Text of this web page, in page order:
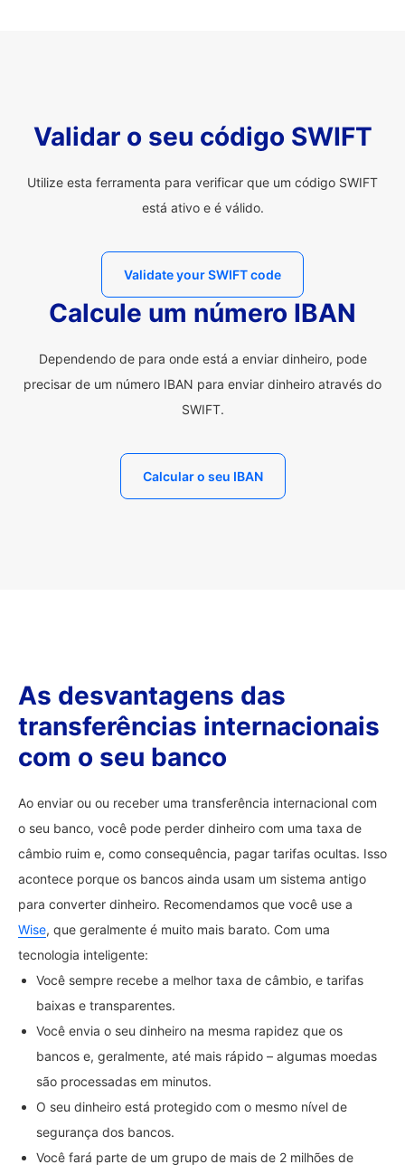
Validar o seu código SWIFT
Utilize esta ferramenta para verificar que um código SWIFT
está ativo e é válido.
Validate your SWIFT code
Calcule um número IBAN
Dependendo de para onde está a enviar dinheiro, pode
precisar de um número IBAN para enviar dinheiro através do
SWIFT.
Calcular o seu IBAN
As desvantagens das
transferências internacionais
com o seu banco
Ao enviar ou ou receber uma transferência internacional com
o seu banco, você pode perder dinheiro com uma taxa de
câmbio ruim e, como consequência, pagar tarifas ocultas. Isso
acontece porque os bancos ainda usam um sistema antigo
para converter dinheiro. Recomendamos que você use a
Wise, que geralmente é muito mais barato. Com uma
tecnologia inteligente:
Você sempre recebe a melhor taxa de câmbio, e tarifas
baixas e transparentes.
Você envia o seu dinheiro na mesma rapidez que os
bancos e, geralmente, até mais rápido – algumas moedas
são processadas em minutos.
O seu dinheiro está protegido com o mesmo nível de
segurança dos bancos.
Você fará parte de um grupo de mais de 2 milhões de